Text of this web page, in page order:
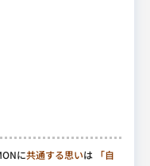
に共通する思いは 「自